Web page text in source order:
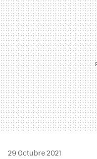
29 Octubre 2021